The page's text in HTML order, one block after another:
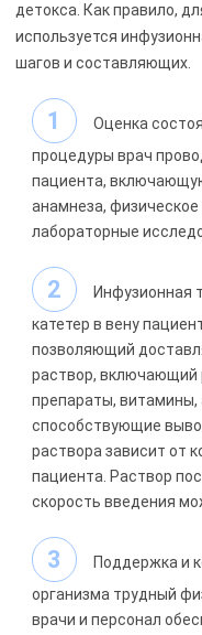
детокса. Как правило,
используется
шагов и составляющих.
Оценка
процедуры врач
пациента,
анамнеза, физическое
лабораторные
Инфузионная
катетер в вену
позволяющий
раствор, включающий
препараты, витамины,
способствующие
раствора зависит от
пациента. Раствор
скорость введения
Поддержка и
организма трудный
врачи и персонал